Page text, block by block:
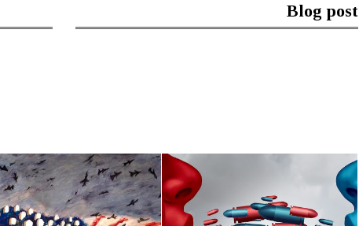
Blog post